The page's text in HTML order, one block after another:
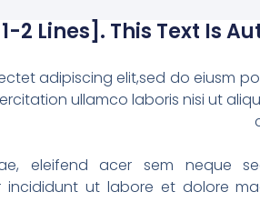
2 Lines]. This Text Is
adipiscing elit,sed do eiusm
ullamco laboris nisi ut
eleifend acer sem neque
ut labore et dolore